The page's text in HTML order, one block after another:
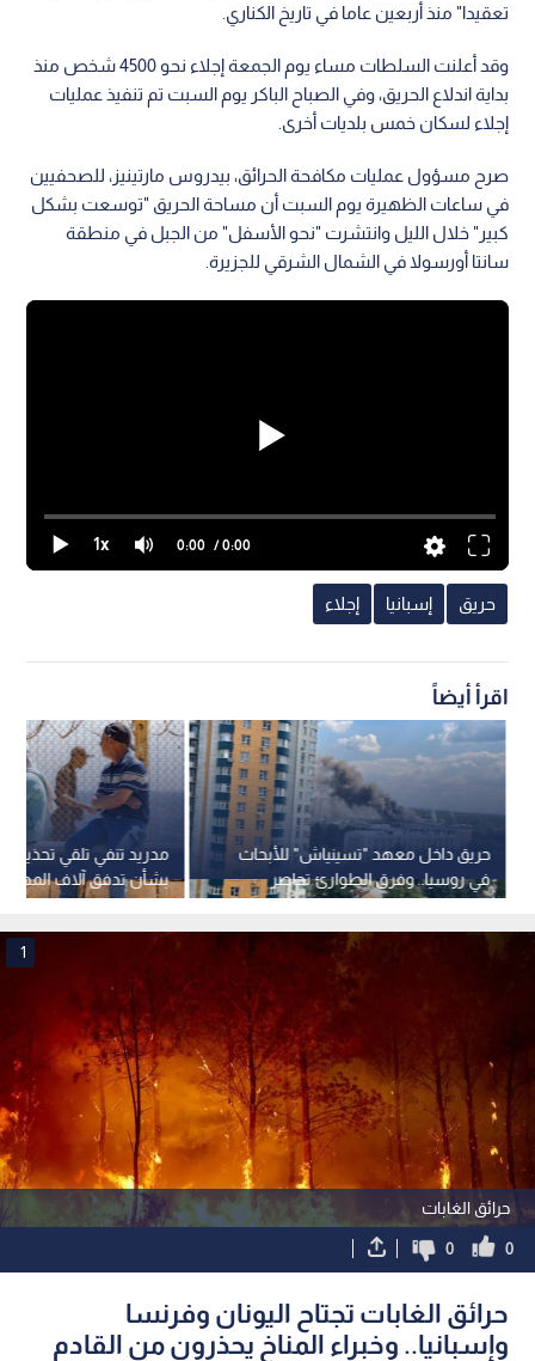
تعقيدا" منذ أربعين عاما في تاريخ الكناري.
وقد أعلنت السلطات مساء يوم الجمعة إجلاء نحو 4500 شخص منذ
بداية اندلاع الحريق، وفي الصباح الباكر يوم السبت تم تنفيذ عمليات
إجلاء لسكان خمس بلديات أخرى.
صرح مسؤول عمليات مكافحة الحرائق، بيدروس مارتينيز، للصحفيين
في ساعات الظهيرة يوم السبت أن مساحة الحريق "توسعت بشكل
كبير" خلال الليل وانتشرت "نحو الأسفل" من الجبل في منطقة
سانتا أورسولا في الشمال الشرقي للجزيرة.
1x 0:00 / 0:00
حريق إسبانيا إجلاء
اقرأ أيضاً
مدريد تنفي تلقي تحذيرات
بشأن تدفق آلاف
وسط تضارب الأعداد
حريق داخل معهد "تسينياش" للأبحاث
في روسيا.. وفرق الطوارئ تحاصر
النيران
حرائق الغابات
1
0
0
حرائق الغابات تجتاح اليونان وفرنسا
وإسبانيا.. وخبراء المناخ يحذرون من القادم